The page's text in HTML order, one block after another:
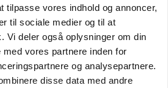
tilpasse vores indhold og annoncer,
til sociale medier og til at
Vi deler også oplysninger om din
vores partnere inden for
og analysepartnere.
disse data med andre
et røgslør om